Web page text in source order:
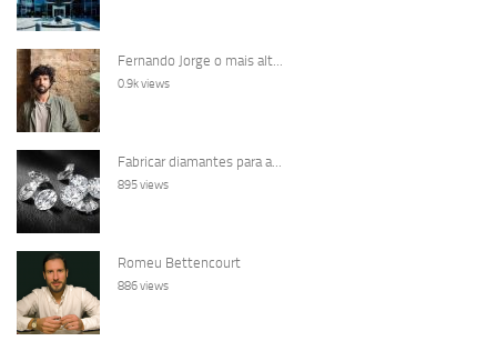
Fernando Jorge o mais alt...
0.9k views
Fabricar diamantes para a...
895 views
Romeu Bettencourt
886 views